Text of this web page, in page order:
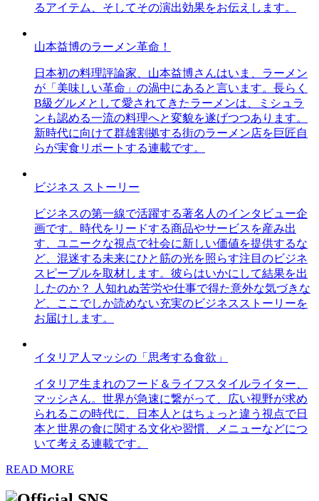
るアイテム、そしてその演出効果をお伝えします。
山本益博のラーメン革命！
日本初の料理評論家、山本益博さんはいま、ラーメン
が「美味しい革命」の渦中にあると言います。長らく
B級グルメとして愛されてきたラーメンは、ミシュラ
ンも認める一流の料理へと変貌を遂げつつあります。
新時代に向けて群雄割拠する街のラーメン店を巨匠自
らが実食リポートする連載です。
ビジネス ストーリー
ビジネスの第一線で活躍する著名人のインタビュー企
画です。時代をリードする商品やサービスを産み出
す、ユニークな視点で社会に新しい価値を提供するな
ど、混迷する未来にひと筋の光を照らす注目のビジネ
スピープルを取材します。彼らはいかにして結果を出
したのか？ 人知れぬ苦労や仕事で得た意外な気づきな
ど、ここでしか読めない充実のビジネスストーリーを
お届けします。
イタリア人マッシの「思考する食欲」
イタリア生まれのフード＆ライフスタイルライター、
マッシさん。世界が急速に繋がって、広い視野が求め
られるこの時代に、日本人とはちょっと違う視点で日
本と世界の食に関する文化や習慣、メニューなどにつ
いて考える連載です。
READ MORE